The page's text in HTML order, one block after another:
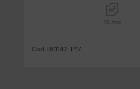
15 mq
Cod. BK1142-P17